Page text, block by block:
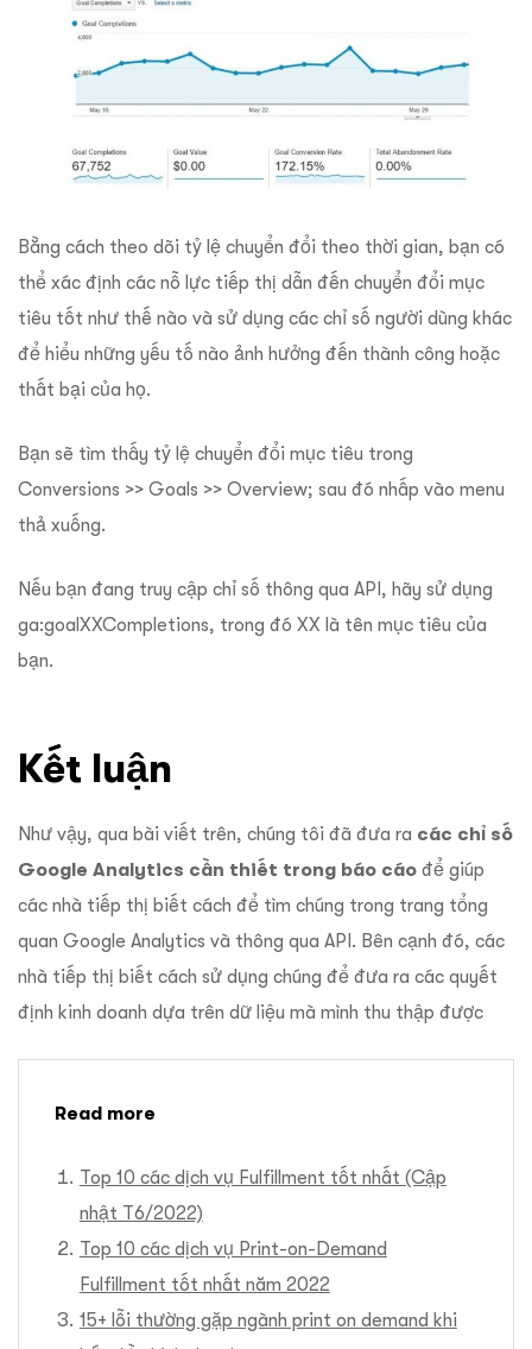
Bằng cách theo dõi tỷ lệ chuyển đổi theo thời gian, bạn có
thể xác định các nỗ lực tiếp thị dẫn đến chuyển đổi mục
tiêu tốt như thế nào và sử dụng các chỉ số người dùng khác
để hiểu những yếu tố nào ảnh hưởng đến thành công hoặc
thất bại của họ.
Bạn sẽ tìm thấy tỷ lệ chuyển đổi mục tiêu trong
Conversions >> Goals >> Overview; sau đó nhấp vào menu
thả xuống.
Nếu bạn đang truy cập chỉ số thông qua API, hãy sử dụng
ga:goalXXCompletions, trong đó XX là tên mục tiêu của
bạn.
Kết luận
Như vậy, qua bài viết trên, chúng tôi đã đưa ra các chỉ số
Google Analytics cần thiết trong báo cáo để giúp
các nhà tiếp thị biết cách để tìm chúng trong trang tổng
quan Google Analytics và thông qua API. Bên cạnh đó, các
nhà tiếp thị biết cách sử dụng chúng để đưa ra các quyết
định kinh doanh dựa trên dữ liệu mà mình thu thập được
Read more
Top 10 các dịch vụ Fulfillment tốt nhất (Cập
nhật T6/2022)
Top 10 các dịch vụ Print-on-Demand
Fulfillment tốt nhất năm 2022
15+ lỗi thường gặp ngành print on demand khi